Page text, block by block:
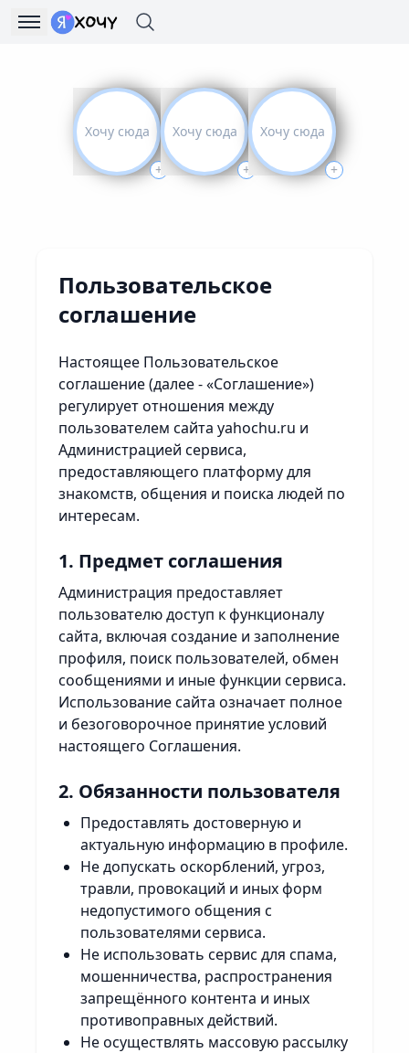
```blade ```
Хочу сюда
+
Хочу сюда
+
Хочу сюда
+
Пользовательское
соглашение
Настоящее Пользовательское
соглашение (далее - «Соглашение»)
регулирует отношения между
пользователем сайта yahochu.ru и
Администрацией сервиса,
предоставляющего платформу для
знакомств, общения и поиска людей по
интересам.
1. Предмет соглашения
Администрация предоставляет
пользователю доступ к функционалу
сайта, включая создание и заполнение
профиля, поиск пользователей, обмен
сообщениями и иные функции сервиса.
Использование сайта означает полное
и безоговорочное принятие условий
настоящего Соглашения.
2. Обязанности пользователя
Предоставлять достоверную и
актуальную информацию в профиле.
Не допускать оскорблений, угроз,
травли, провокаций и иных форм
недопустимого общения с
пользователями сервиса.
Не использовать сервис для спама,
мошенничества, распространения
запрещённого контента и иных
противоправных действий.
Не осуществлять массовую рассылку